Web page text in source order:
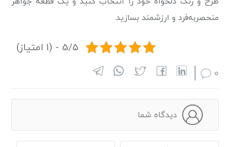
منحصربه‌فرد و ارزشمند بسازید.
5/5 - (1 امتیاز)
0
دیدگاه شما